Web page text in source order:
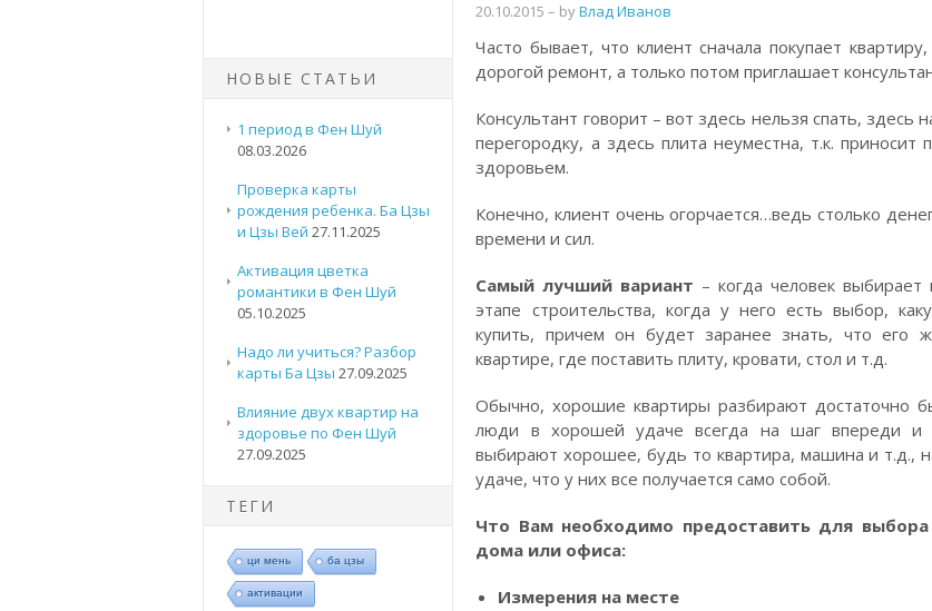
НОВЫЕ СТАТЬИ
1 период в Фен Шуй
08.03.2026
Проверка карты
рождения ребенка. Ба Цзы
и Цзы Вей 27.11.2025
Активация цветка
романтики в Фен Шуй
05.10.2025
Надо ли учиться? Разбор
карты Ба Цзы 27.09.2025
Влияние двух квартир на
здоровье по Фен Шуй
27.09.2025
ТЕГИ
ци мень ба цзы
активации
20.10.2015 – byВлад Иванов
Часто бывает, что клиент сначала покупает
дорогой ремонт, а только потом приглашает
Консультант говорит – вот здесь нельзя спать, здесь
перегородку, а здесь плита неуместна, т.к. приносит
здоровьем.
Конечно, клиент очень огорчается…ведь столько
времени и сил.
Самый лучший вариант – когда человек выбирает
этапе строительства, когда у него есть выбор,
купить, причем он будет заранее знать, что его
квартире, где поставить плиту, кровати, стол и т.д.
Обычно, хорошие квартиры разбирают достаточно
люди в хорошей удаче всегда на шаг впереди и
выбирают хорошее, будь то квартира, машина и т.д.,
удаче, что у них все получается само собой.
Что Вам необходимо предоставить для
дома или офиса:
Измерения на месте